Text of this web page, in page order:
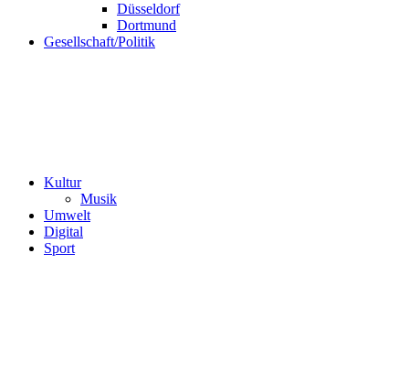
Düsseldorf
Dortmund
Gesellschaft/Politik
Kultur
Musik
Umwelt
Digital
Sport